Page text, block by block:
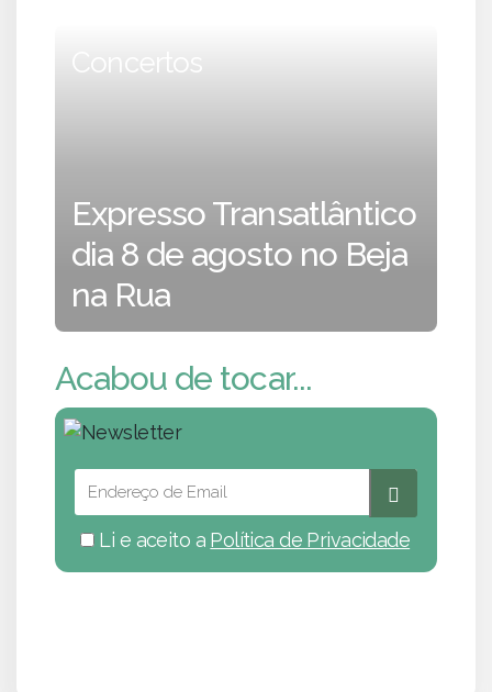
Concertos
Expresso Transatlântico
dia 8 de agosto no Beja
na Rua
Acabou de tocar...
Li e aceito a Política de Privacidade